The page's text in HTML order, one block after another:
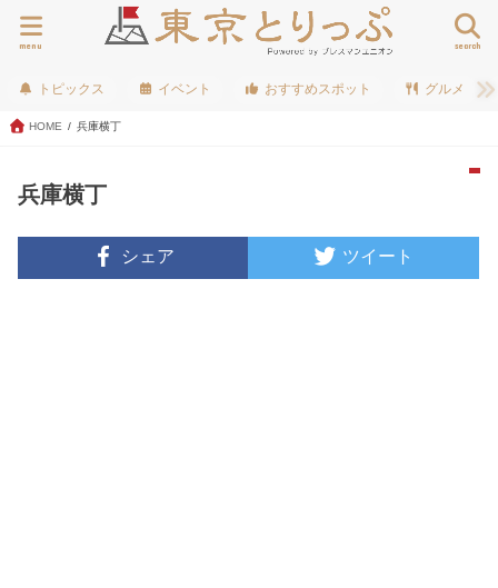
search
menu
トピックス イベント おすすめスポット グルメ
HOME 兵庫横丁
兵庫横丁
シェア ツイート